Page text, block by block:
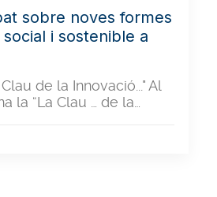
sobre noves formes
i sostenible a
de la Innovació..." Al
la “La Clau … de la…